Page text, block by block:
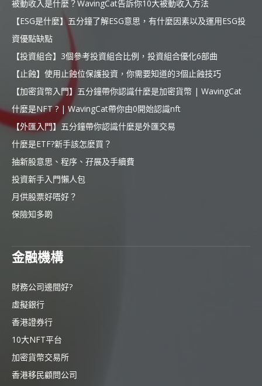
被動收入是什麼？WavingCat告訴你10大被動收入方法
【ESG是什麼】五分鐘了解ESG意思，有什麼因素以及運用ESG投
資優點缺點
【投資組合】3個參考投資組合比例，投資組合優化6部曲
【止蝕】使用止蝕位保護投資，你需要知道的3個止蝕技巧
【加密貨幣入門】五分鐘帶你認識什麼是加密貨幣 | WavingCat
什麼是NFT ? | WavingCat帶你由0開始認識nft
【外匯入門】五分鐘帶你認識什麼是外匯交易
什麼是ETF?新手該怎麼買？
抽新股意思、程序、孖展及手續費
投資新手入門懶人包
月供股票好唔好？
保險知多啲
金融機構
財務公司邊間好?
虛擬銀行
香港證券行
10大NFT平台
加密貨幣交易所
香港移民顧問公司